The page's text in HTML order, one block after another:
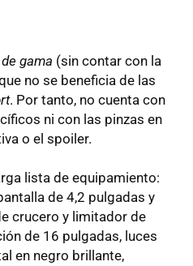
gama (sin contar con la
no se beneficia de las
. Por tanto, no cuenta con
ni con las pinzas en
o el spoiler.
lista de equipamiento:
de 4,2 pulgadas y
crucero y limitador de
de 16 pulgadas, luces
en negro brillante,